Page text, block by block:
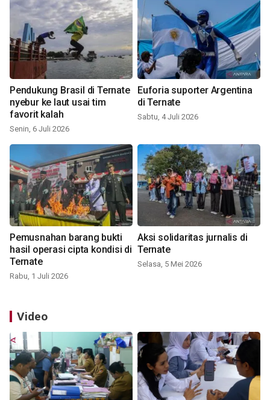
Pendukung Brasil di Ternate
nyebur ke laut usai tim
favorit kalah
Senin, 6 Juli 2026
Euforia suporter Argentina
di Ternate
Sabtu, 4 Juli 2026
Pemusnahan barang bukti
hasil operasi cipta kondisi di
Ternate
Rabu, 1 Juli 2026
Aksi solidaritas jurnalis di
Ternate
Selasa, 5 Mei 2026
Video